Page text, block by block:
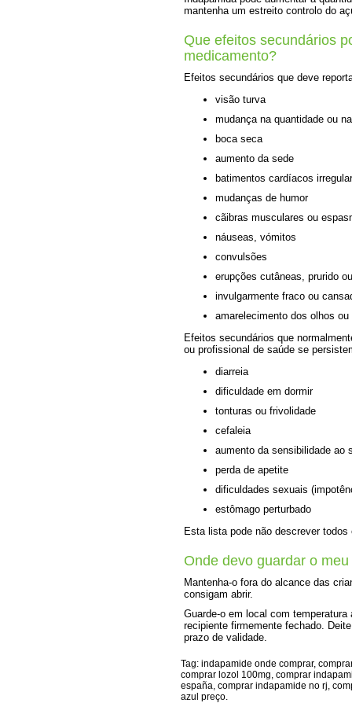
mantenha um estreito controlo do
Que efeitos secundários
medicamento?
Efeitos secundários que deve
visão turva
mudança na quantidade ou
boca seca
aumento da sede
batimentos cardíacos
mudanças de humor
cãibras musculares ou
náuseas, vómitos
convulsões
erupções cutâneas, prurido
invulgarmente fraco ou
amarelecimento dos olhos ou
Efeitos secundários que
ou profissional de saúde se
diarreia
dificuldade em dormir
tonturas ou frivolidade
cefaleia
aumento da sensibilidade ao
perda de apetite
dificuldades sexuais
estômago perturbado
Esta lista pode não descrever
Onde devo guardar o
Mantenha-o fora do alcance das
consigam abrir.
Guarde-o em local com temperatura
recipiente firmemente fechado.
prazo de validade.
Tag: indapamide onde comprar,
comprar lozol 100mg, comprar
españa, comprar indapamide no rj,
azul preço.